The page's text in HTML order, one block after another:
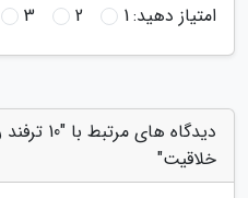
امتیاز دهید:1
2
3
دیدگاه
خلاقیت"